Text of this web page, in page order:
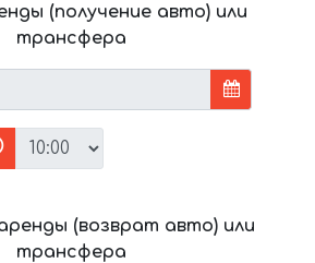
(получение авто) или
трансфера
(возврат авто) или
трансфера